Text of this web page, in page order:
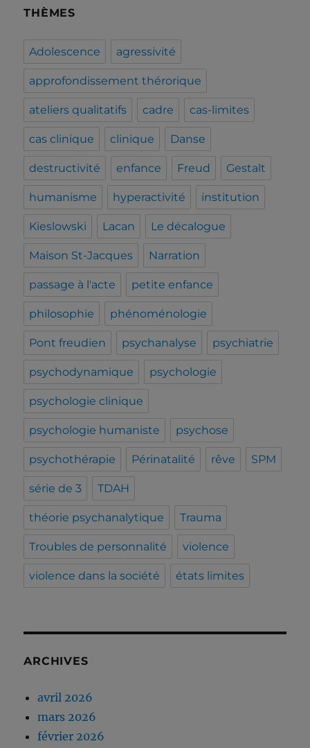
THÈMES
Adolescence agressivité
approfondissement thérorique
ateliers qualitatifs cadre cas-limites
cas clinique clinique Danse
destructivité enfance Freud Gestalt
humanisme hyperactivité institution
Kieslowski Lacan Le décalogue
Maison St-Jacques Narration
passage à l'acte petite enfance
philosophie phénoménologie
Pont freudien psychanalyse psychiatrie
psychodynamique psychologie
psychologie clinique
psychologie humaniste psychose
psychothérapie Périnatalité rêve SPM
série de 3 TDAH
théorie psychanalytique Trauma
Troubles de personnalité violence
violence dans la société états limites
ARCHIVES
avril 2026
mars 2026
février 2026